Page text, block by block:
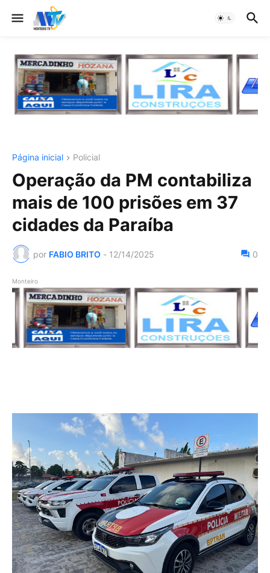
Página inicial Policial
Operação da PM contabiliza
mais de 100 prisões em 37
cidades da Paraíba
por FABIO BRITO - 12/14/2025 0
Monteiro